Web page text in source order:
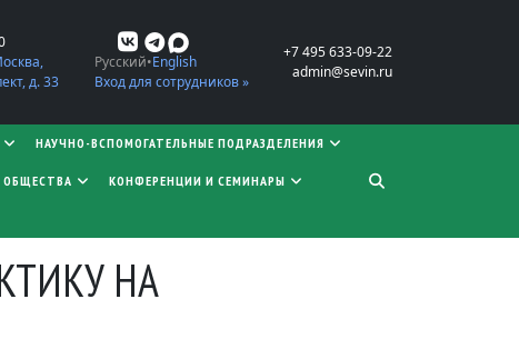
д. 33
Русский English
Вход для сотрудников »
+7 495 633-09-22
admin@sevin.ru
НАУЧНО-ВСПОМОГАТЕЛЬНЫЕ ПОДРАЗДЕЛЕНИЯ
ОБЩЕСТВА КОНФЕРЕНЦИИ И СЕМИНАРЫ
НА